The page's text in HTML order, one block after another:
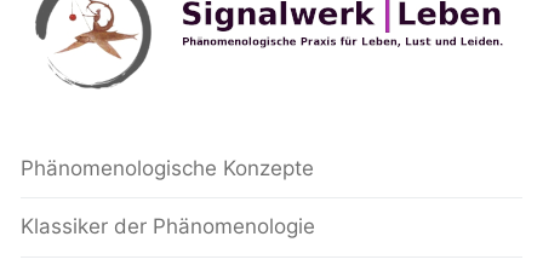
Phänomenologische Konzepte
Klassiker der Phänomenologie